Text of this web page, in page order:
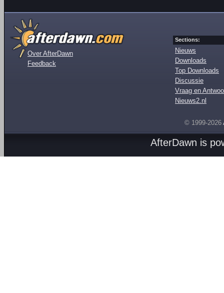
Over AfterDawn
Feedback
Sections:
Nieuws
Downloads
Top Downloads
Discussie
Vraag en
Nieuws2.nl
© 1999-2026
AfterDawn is